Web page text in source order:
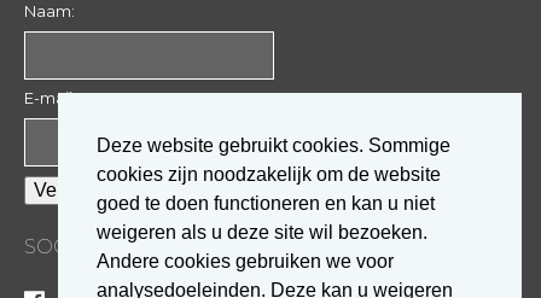
Deze website gebruikt cookies. Sommige
cookies zijn noodzakelijk om de website
goed te doen functioneren en kan u niet
weigeren als u deze site wil bezoeken.
Andere cookies gebruiken we voor
analysedoeleinden. Deze kan u weigeren
Naam:
E-mail:
SOCIALE MEDIA